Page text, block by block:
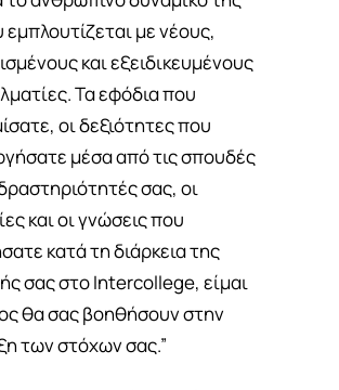
με νέους,
και εξειδικευμένους
Τα εφόδια που
οι δεξιότητες που
μέσα από τις σπουδές
δραστηριότητές σας, οι
και οι γνώσεις που
κατά τη διάρκεια της
σας στο Intercollege, είμαι
θα σας βοηθήσουν στην
των στόχων σας.”